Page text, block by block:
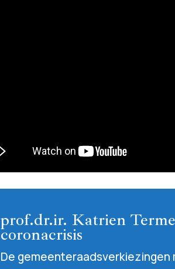
prof.dr.ir. Katrien
coronacrisis
De